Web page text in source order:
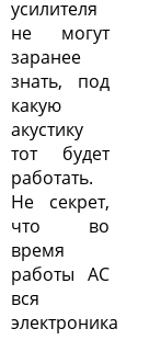
усилителя
не могут
заранее
знать, под
какую
акустику
тот будет
работать.
Не секрет,
что во
время
работы АС
вся
электроника